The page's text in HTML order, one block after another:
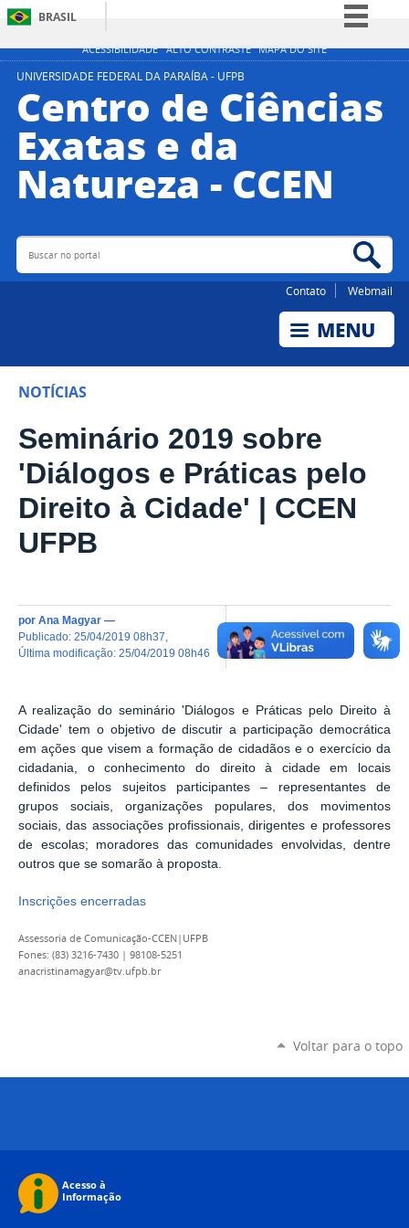
ACESSIBILIDADE ALTO CONTRASTE MAPA DO SITE
BRASIL
Simplifique!
Participe
Canais
UNIVERSIDADE FEDERAL DA PARAÍBA - UFPB
Centro de Ciências
Exatas e da
Natureza - CCEN
Buscar no portal
Contato Webmail
NOTÍCIAS
Seminário 2019 sobre
'Diálogos e Práticas pelo
Direito à Cidade' | CCEN
UFPB
por Ana Magyar —
publicado: 25/04/2019 08h37
última modificação: 25/04/2019 08h46
A realização do seminário 'Diálogos e Práticas pelo Direito à
Cidade' tem o objetivo de discutira participação democrática
em ações que visem a formação de cidadãos e o exercício da
cidadania, o conhecimento do direito à cidade em locais
definidos pelos sujeitos participantes – representantes de
grupos sociais, organizações populares, dos movimentos
sociais, das associações profissionais, dirigentes e professores
de escolas; moradores das comunidades envolvidas, dentre
outros que se somarão à proposta.
Inscrições encerradas
Assessoria de Comunicação-CCEN|UFPB
Fones: (83) 3216-7430 | 98108-5251
anacristinamagyar@tv.ufpb.br
Voltar para o topo